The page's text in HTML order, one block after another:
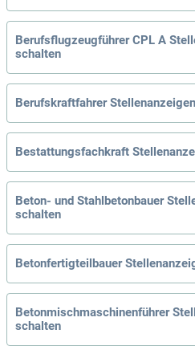
Berufsflugzeugführer CPL A
schalten
Berufskraftfahrer
Bestattungsfachkraft
Beton- und Stahlbetonbauer
schalten
Betonfertigteilbauer
Betonmischmaschinenführer
schalten